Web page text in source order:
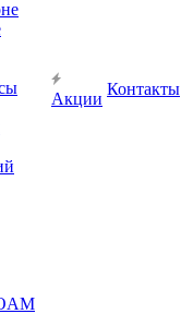
Акции
Контакты